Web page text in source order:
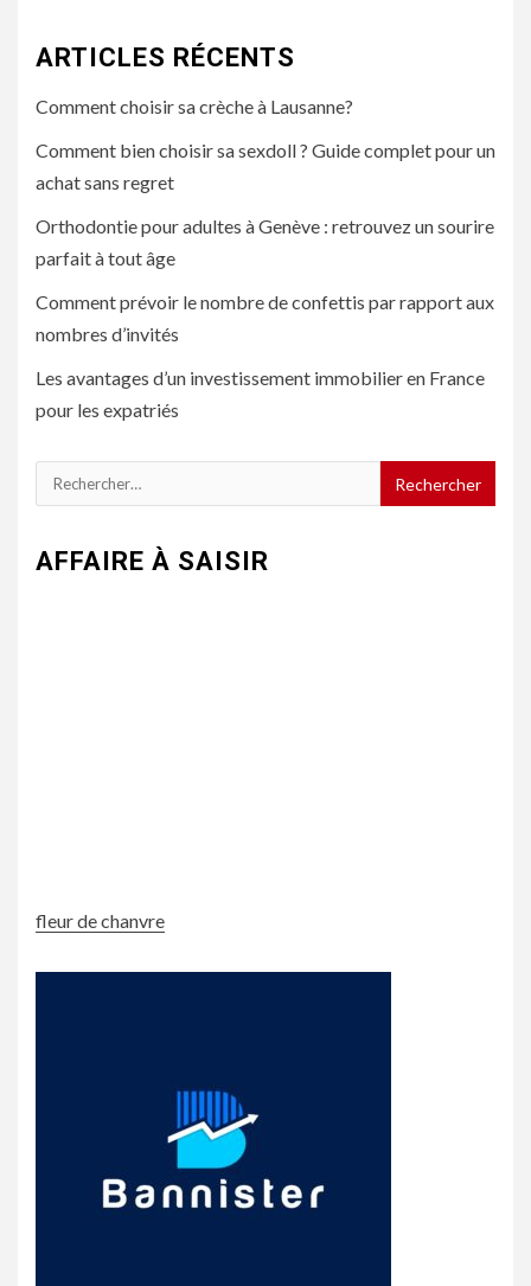
ARTICLES RÉCENTS
Comment choisir sa crèche à Lausanne?
Comment bien choisir sa sexdoll ? Guide complet pour un
achat sans regret
Orthodontie pour adultes à Genève : retrouvez un sourire
parfait à tout âge
Comment prévoir le nombre de confettis par rapport aux
nombres d’invités
Les avantages d’un investissement immobilier en France
pour les expatriés
Rechercher :
AFFAIRE À SAISIR
fleur de chanvre